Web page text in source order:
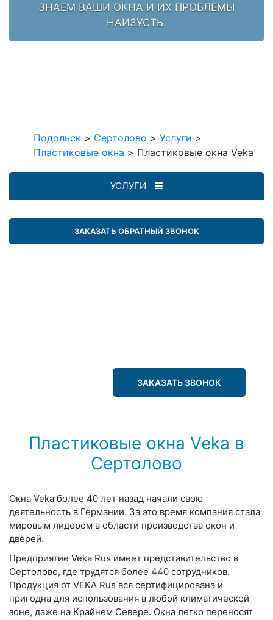
ЗНАЕМ ВАШИ ОКНА И ИХ ПРОБЛЕМЫ
НАИЗУСТЬ.
Подольск > Сертолово > Услуги >
Пластиковые окна > Пластиковые окна Veka
УСЛУГИ
ЗАКАЗАТЬ ОБРАТНЫЙ ЗВОНОК
ЗАКАЗАТЬ ЗВОНОК
Пластиковые окна Veka в
Сертолово
Окна Veka более 40 лет назад начали свою
деятельность в Германии. За это время компания стала
мировым лидером в области производства окон и
дверей.
Предприятие Veka Rus имеет представительство в
Сертолово, где трудятся более 440 сотрудников.
Продукция от VEKA Rus вся сертифицирована и
пригодна для использования в любой климатической
зоне, даже на Крайнем Севере. Окна легко переносят